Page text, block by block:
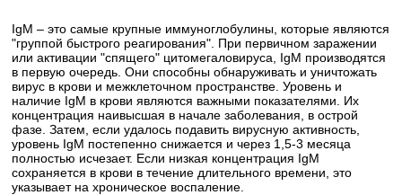
IgM – это самые крупные иммуноглобулины, которые являются
"группой быстрого реагирования". При первичном заражении
или активации "спящего" цитомегаловируса, IgM производятся
в первую очередь. Они способны обнаруживать и уничтожать
вирус в крови и межклеточном пространстве. Уровень и
наличие IgM в крови являются важными показателями. Их
концентрация наивысшая в начале заболевания, в острой
фазе. Затем, если удалось подавить вирусную активность,
уровень IgM постепенно снижается и через 1,5-3 месяца
полностью исчезает. Если низкая концентрация IgM
сохраняется в крови в течение длительного времени, это
указывает на хроническое воспаление.